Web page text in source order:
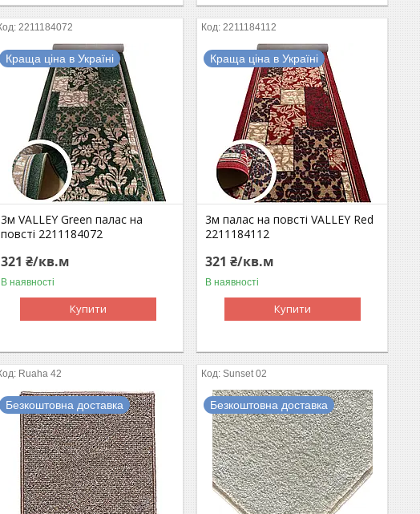
2211184072
Краща ціна в Україні
3м VALLEY Green палас на
повсті 2211184072
321 ₴/кв.м
В наявності
Купити
2211184112
Краща ціна в Україні
3м палас на повсті VALLEY Red
2211184112
321 ₴/кв.м
В наявності
Купити
Ruaha 42
Безкоштовна доставка
Sunset 02
Безкоштовна доставка